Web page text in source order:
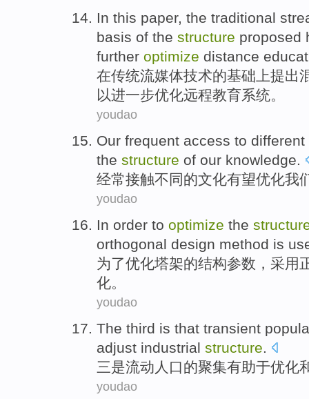
In this paper, the traditional
basis of the structure proposed
further optimize distance
在传统流媒体技术的基础上提出
以进一步优化远程教育系统。
youdao
Our frequent access to different
the structure of our knowledge.
经常接触不同的文化有望优化我
youdao
In order to optimize the
orthogonal design method is
为了优化塔架的结构参数 ， 采用
化。
youdao
The third is that transient
adjust industrial structure.
三是流动 人口的聚集有助于优化
youdao